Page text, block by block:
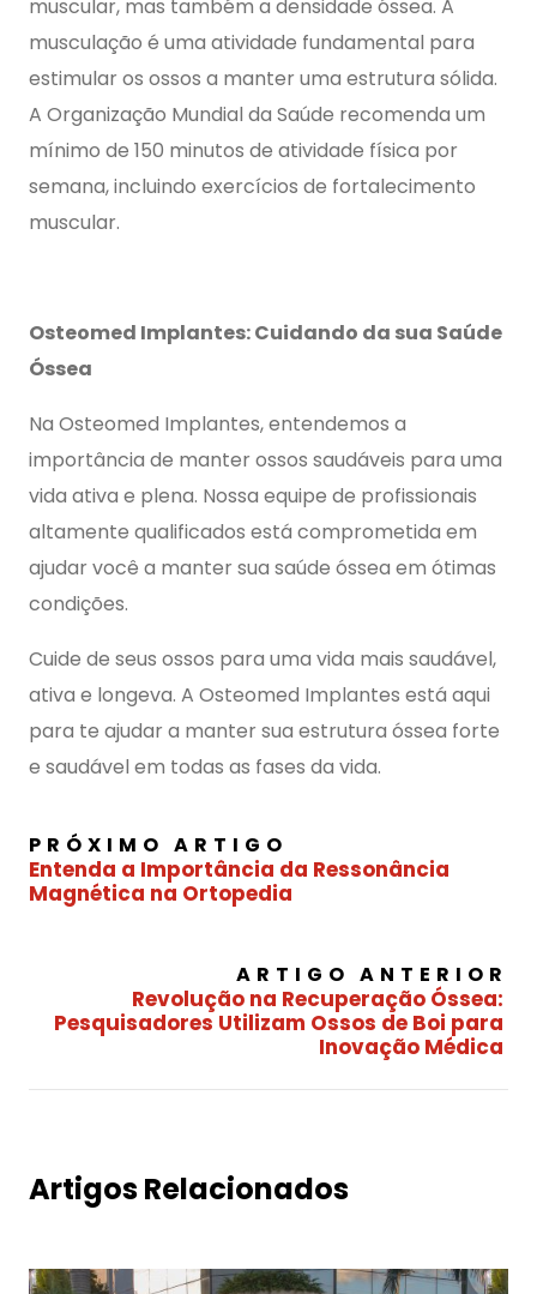
muscular, mas também a densidade óssea. A
musculação é uma atividade fundamental para
estimular os ossos a manter uma estrutura sólida.
A Organização Mundial da Saúde recomenda um
mínimo de 150 minutos de atividade física por
semana, incluindo exercícios de fortalecimento
muscular.
Osteomed Implantes: Cuidando da sua Saúde
Óssea
Na Osteomed Implantes, entendemos a
importância de manter ossos saudáveis para uma
vida ativa e plena. Nossa equipe de profissionais
altamente qualificados está comprometida em
ajudar você a manter sua saúde óssea em ótimas
condições.
Cuide de seus ossos para uma vida mais saudável,
ativa e longeva. A Osteomed Implantes está aqui
para te ajudar a manter sua estrutura óssea forte
e saudável em todas as fases da vida.
PRÓXIMO ARTIGO
Entenda a Importância da Ressonância
Magnética na Ortopedia
ARTIGO ANTERIOR
Revolução na Recuperação Óssea:
Pesquisadores Utilizam Ossos de Boi para
Inovação Médica
Artigos Relacionados